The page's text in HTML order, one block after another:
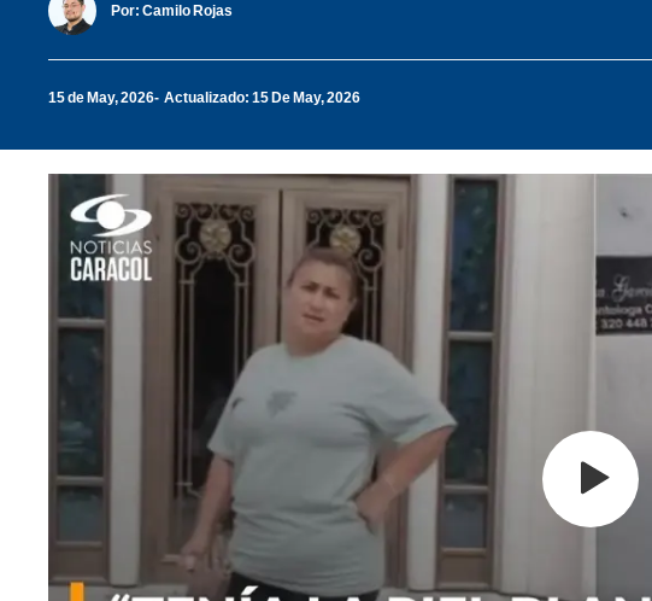
Por: Camilo Rojas
15 de May, 2026 Actualizado: 15 De May, 2026